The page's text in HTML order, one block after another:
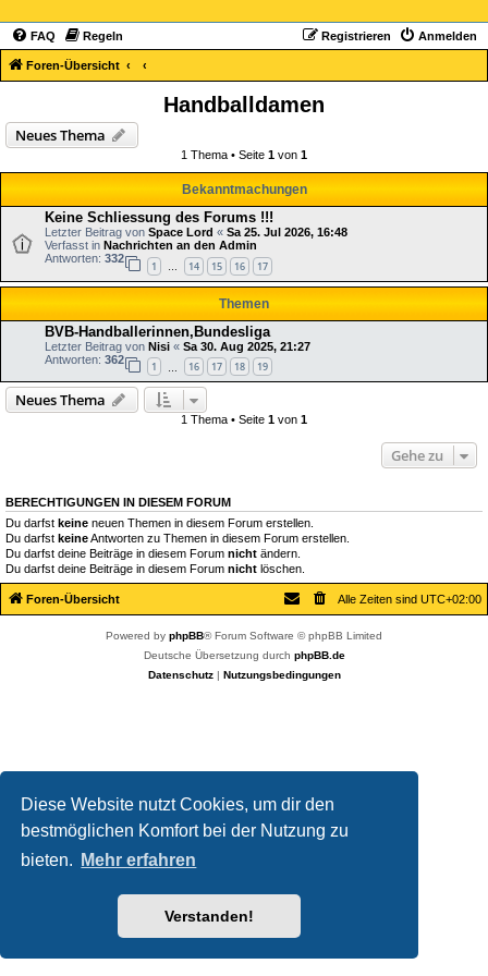
Diese Website nutzt Cookies, um dir den
bestmöglichen Komfort bei der Nutzung zu
bieten.
Mehr erfahren
Verstanden!
FAQ Regeln Anmelden
Registrieren
Foren-Übersicht
Handballdamen
Neues Thema
1 Thema • Seite 1 von 1
Bekanntmachungen
Keine Schliessung des Forums !!!
Letzter Beitrag von Space Lord « Sa 25. Jul 2026, 16:48
Verfasst in Nachrichten an den Admin
Antworten: 332
1 … 14 15 16 17
Themen
BVB-Handballerinnen,Bundesliga
Letzter Beitrag von Nisi « Sa 30. Aug 2025, 21:27
Antworten: 362
1 16 17 18 19
Neues Thema
1 Thema • Seite 1 von 1
Gehe zu
BERECHTIGUNGEN IN DIESEM FORUM
Du darfst keine neuen Themen in diesem Forum erstellen.
Du darfst keineAntworten zu Themen in diesem Forum erstellen.
Du darfst deine Beiträge in diesem Forum nicht ändern.
Du darfst deine Beiträge in diesem Forum nicht löschen.
Foren-Übersicht Alle Zeiten sind UTC+02:00
Powered by phpBB® Forum Software © phpBB Limited
Deutsche Übersetzung durch phpBB.de
Datenschutz| Nutzungsbedingungen